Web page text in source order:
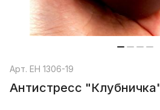
Арт. EH 1306-19
Антистресс